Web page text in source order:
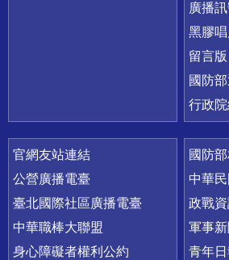
廣播
黑膠
留言版
國防
行政
官網友站連結
公營廣播電臺
臺北國際社區廣播電臺
中華職棒大聯盟
身心障礙者權利公約
國防
中華
政戰
軍事
青年